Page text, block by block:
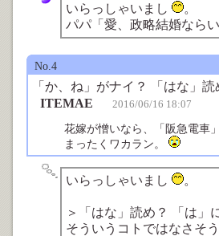
いらっしゃいまし
。
パパ「愛、政略結婚なら
No.4
「か、ね」がナイ？ 「はな」
ITEMAE
2016/06/16 18:07
花嫁が憎いなら、「阪急電車
まったくワカラン。
いらっしゃいまし 。
＞「はな」読め？ 「は」
そういうコトではなさそ